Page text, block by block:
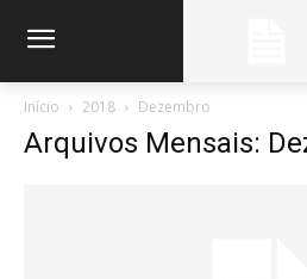
Início 2018 Dezembro
Arquivos Mensais: